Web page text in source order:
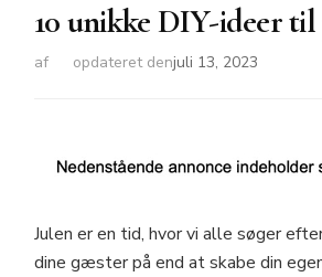
10 unikke DIY-ideer
af opdateret denjuli 13, 2023
Julen er en tid, hvor vi alle søger
dine gæster på end at skabe din